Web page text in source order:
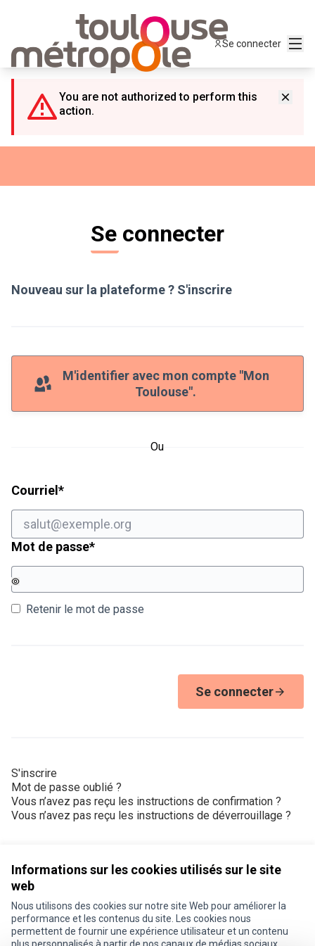
Informations sur les cookies utilisés sur le site
web
Nous utilisons des cookies sur notre site Web pour améliorer la
performance et les contenus du site. Les cookies nous
permettent de fournir une expérience utilisateur et un contenu
Se connecter
You are not authorized to perform this
action.
Se connecter
Nouveau sur la plateforme ? S'inscrire
M'identifier avec mon compte "Mon
Toulouse".
Ou
Courriel *Champ obligatoire
Mot de passe*Champ obligatoire
Retenir le mot de passe
Se connecter
S'inscrire
Mot de passe oublié ?
Vous n’avez pas reçu les instructions de confirmation ?
Vous n’avez pas reçu les instructions de déverrouillage ?
Conditions d'utilisation
Paramètres des cookies
Je participe ! sur X
Je participe ! sur Facebook
Je participe ! sur Instagram